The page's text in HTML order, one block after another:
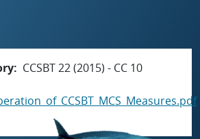
CCSBT 22 (2015) - CC 10